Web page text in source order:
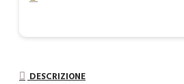
DESCRIZIONE